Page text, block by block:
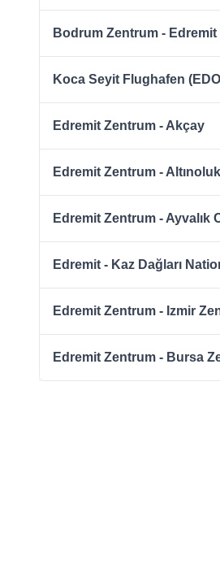
Bodrum Zentrum -
Koca Seyit Flughafen
Edremit Zentrum - Akçay
Edremit Zentrum - Altınoluk
Edremit Zentrum - Ayvalık
Edremit - Kaz Dağları
Edremit Zentrum - Izmir
Edremit Zentrum - Bursa